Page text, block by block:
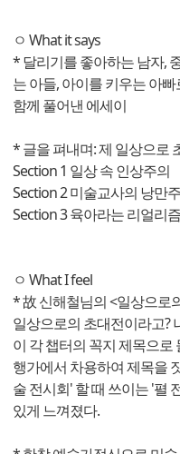
ㅇ What it says
* 달리기를 좋아하는 남자,
는 아들, 아이를 키우는 아
함께 풀어낸 에세이
* 글을 펴내며: 제 일상으로
Section 1 일상 속 인상주의
Section 2 미술교사의 낭만
Section 3 육아라는 리얼리즘
ㅇ What I feel
* 故 신해철님의 <일상으로
일상으로의 초대전이라고?
이 각 챕터의 꼭지 제목으
행가에서 차용하여 제목을
술 전시회' 할 때 쓰이는 '펼
있게 느껴졌다.